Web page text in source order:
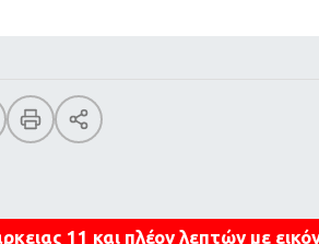
11 και πλέον λεπτών με